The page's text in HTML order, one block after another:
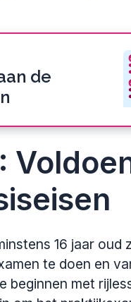
de
16 jaar oud
te doen en
beginnen met